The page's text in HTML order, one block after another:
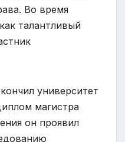
Во время
талантливый
университет
магистра
он проявил